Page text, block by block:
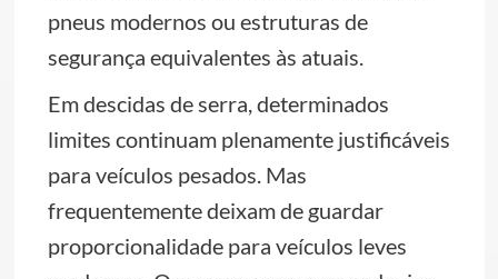
pneus modernos ou estruturas de
segurança equivalentes às atuais.
Em descidas de serra, determinados
limites continuam plenamente justificáveis
para veículos pesados. Mas
frequentemente deixam de guardar
proporcionalidade para veículos leves